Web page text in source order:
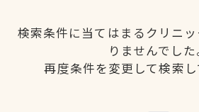
検索条件に当てはまるクリニ
りませんでした
再度条件を変更して検索し